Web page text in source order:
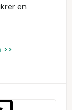
en